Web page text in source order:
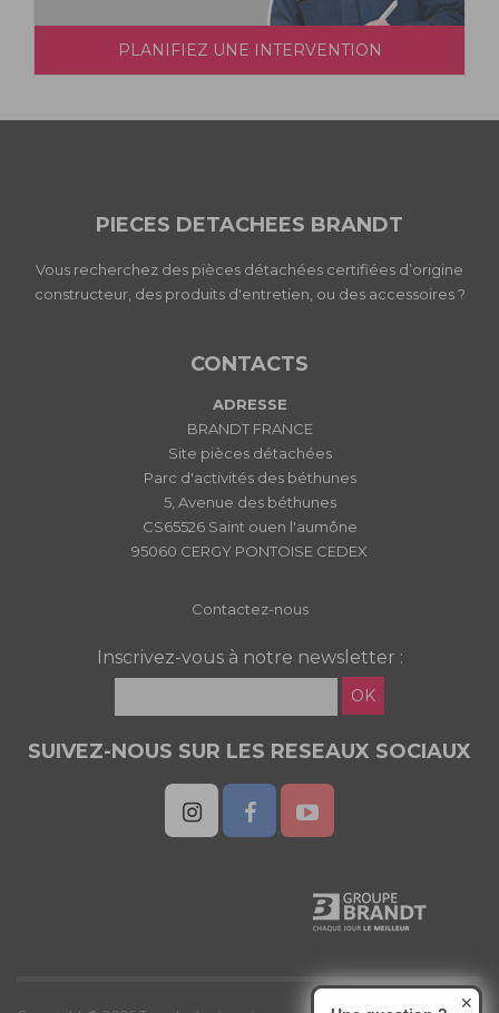
PLANIFIEZ UNE INTERVENTION
PIECES DETACHEES BRANDT
Vous recherchez des pièces détachées certifiées d’origine
constructeur, des produits d'entretien, ou des accessoires ?
CONTACTS
ADRESSE
BRANDT FRANCE
Site pièces détachées
Parc d'activités des béthunes
5, Avenue des béthunes
CS65526 Saint ouen l'aumône
95060 CERGY PONTOISE CEDEX
Contactez-nous
Inscrivez-vous à notre newsletter :
OK
SUIVEZ-NOUS SUR LES RESEAUX SOCIAUX
✕